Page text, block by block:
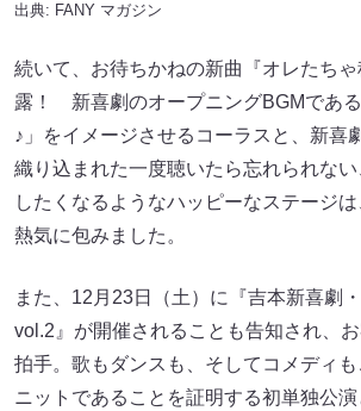
出典: FANY マガジン
続いて、お待ちかねの新曲『オレたち
露！ 新喜劇のオープニングBGMであ
♪」をイメージさせるコーラスと、新喜
織り込まれた一度聴いたら忘れられな
したくなるようなハッピーなステージ
熱気に包みました。
また、12月23日（土）に『吉本新喜劇
vol.2』が開催されることも告知され、
拍手。歌もダンスも、そしてコメディ
ニットであることを証明する初単独公演